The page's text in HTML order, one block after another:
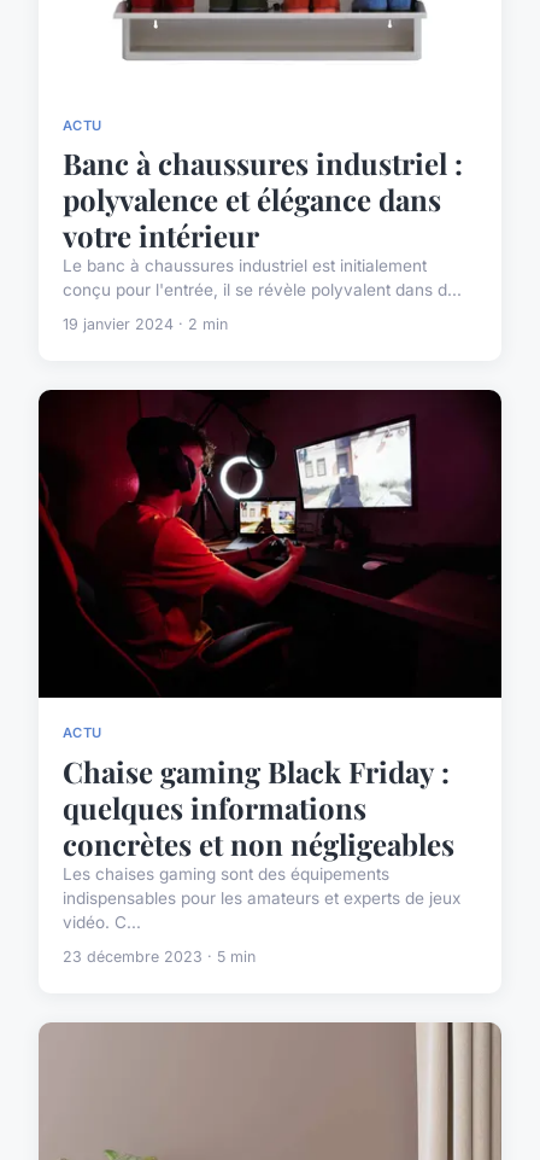
ACTU
Banc à chaussures industriel :
polyvalence et élégance dans
votre intérieur
Le banc à chaussures industriel est initialement
conçu pour l'entrée, il se révèle polyvalent dans d...
19 janvier 2024 · 2 min
ACTU
Chaise gaming Black Friday :
quelques informations
concrètes et non négligeables
Les chaises gaming sont des équipements
indispensables pour les amateurs et experts de jeux
vidéo. C...
23 décembre 2023 · 5 min